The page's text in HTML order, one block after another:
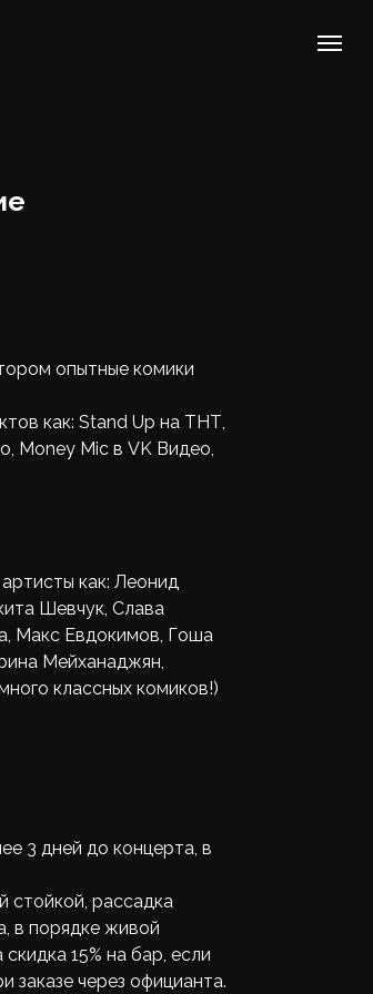
опытные комики
как: Stand Up на ТНТ,
Money Mic в VK Видео,
как: Леонид
Шевчук, Слава
Макс Евдокимов, Гоша
Мейханаджян,
классных комиков!)
3 дней до концерта, в
стойкой, рассадка
в порядке живой
15% на бар, если
заказе через официанта.